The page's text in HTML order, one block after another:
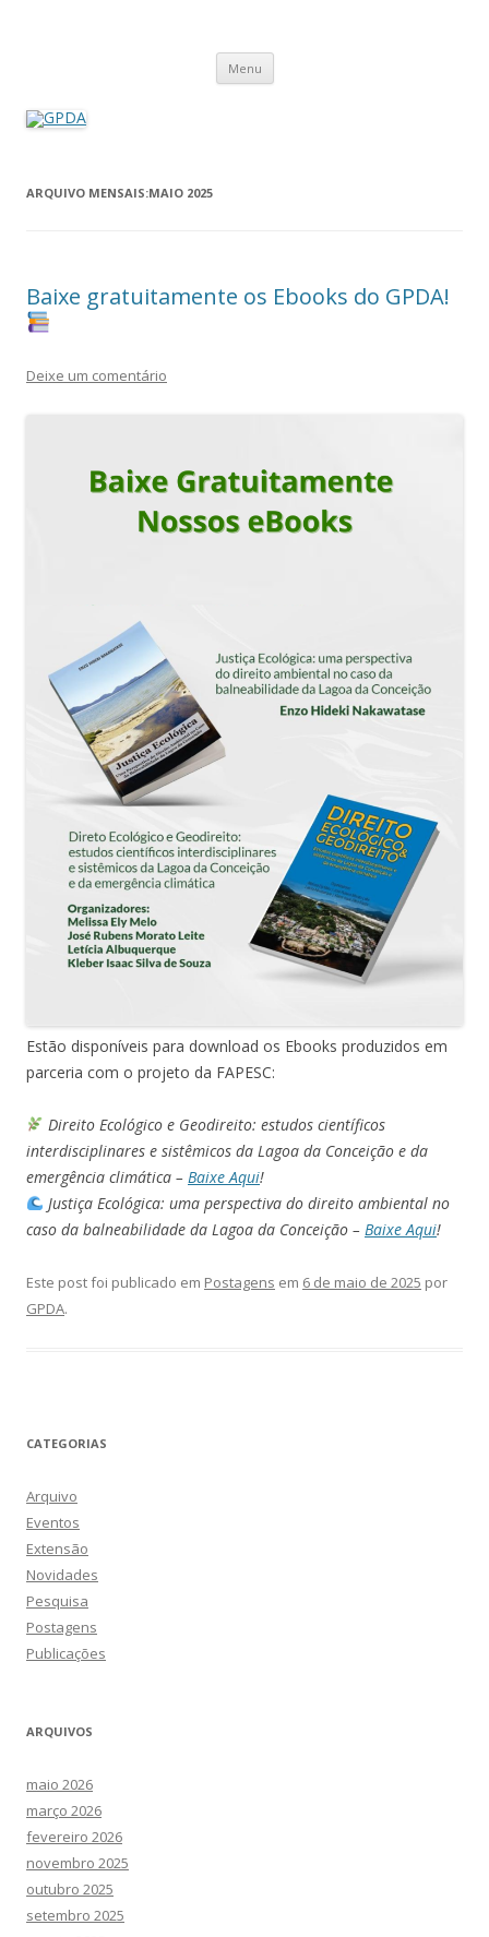
Menu Pular
o
ARQUIVO MENSAIS:MAIO 2025
Baixe gratuitamente os Ebooks do GPDA!
Deixe um comentário
Estão disponíveis para download os Ebooks produzidos em
parceria com o projeto da FAPESC:
Direito Ecológico e Geodireito: estudos científicos
interdisciplinares e sistêmicos da Lagoa da Conceição e da
emergência climática – Baixe Aqui!
Justiça Ecológica: uma perspectiva do direito ambiental no
caso da balneabilidade da Lagoa da Conceição – Baixe Aqui!
Este post foi publicado em Postagens em 6 de maio de 2025 por
GPDA.
CATEGORIAS
Arquivo
Eventos
Extensão
Novidades
Pesquisa
Postagens
Publicações
ARQUIVOS
maio 2026
março 2026
fevereiro 2026
novembro 2025
outubro 2025
setembro 2025